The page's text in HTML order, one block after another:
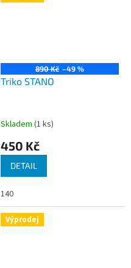
890 Kč –49 %
Triko STANO
Skladem (1 ks)
450 Kč
DETAIL
140
Výprodej